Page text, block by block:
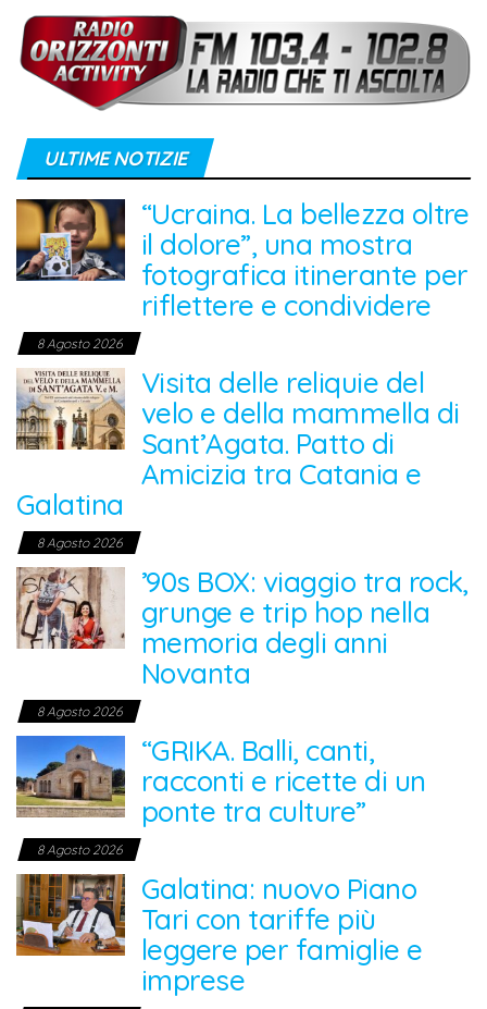
ULTIME NOTIZIE
“Ucraina. La bellezza oltre
il dolore”, una mostra
fotografica itinerante per
riflettere e condividere
8 Agosto 2026
Visita delle reliquie del
velo e della mammella di
Sant’Agata. Patto di
Amicizia tra Catania e
Galatina
8 Agosto 2026
’90s BOX: viaggio tra rock,
grunge e trip hop nella
memoria degli anni
Novanta
8 Agosto 2026
“GRIKA. Balli, canti,
racconti e ricette di un
ponte tra culture”
8 Agosto 2026
Galatina: nuovo Piano
Tari con tariffe più
leggere per famiglie e
imprese